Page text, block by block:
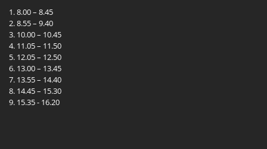
1. 8.00 – 8.45
2. 8.55 – 9.40
3. 10.00 – 10.45
4. 11.05 – 11.50
5. 12.05 – 12.50
6. 13.00 – 13.45
7. 13.55 – 14.40
8. 14.45 – 15.30
9. 15.35 - 16.20